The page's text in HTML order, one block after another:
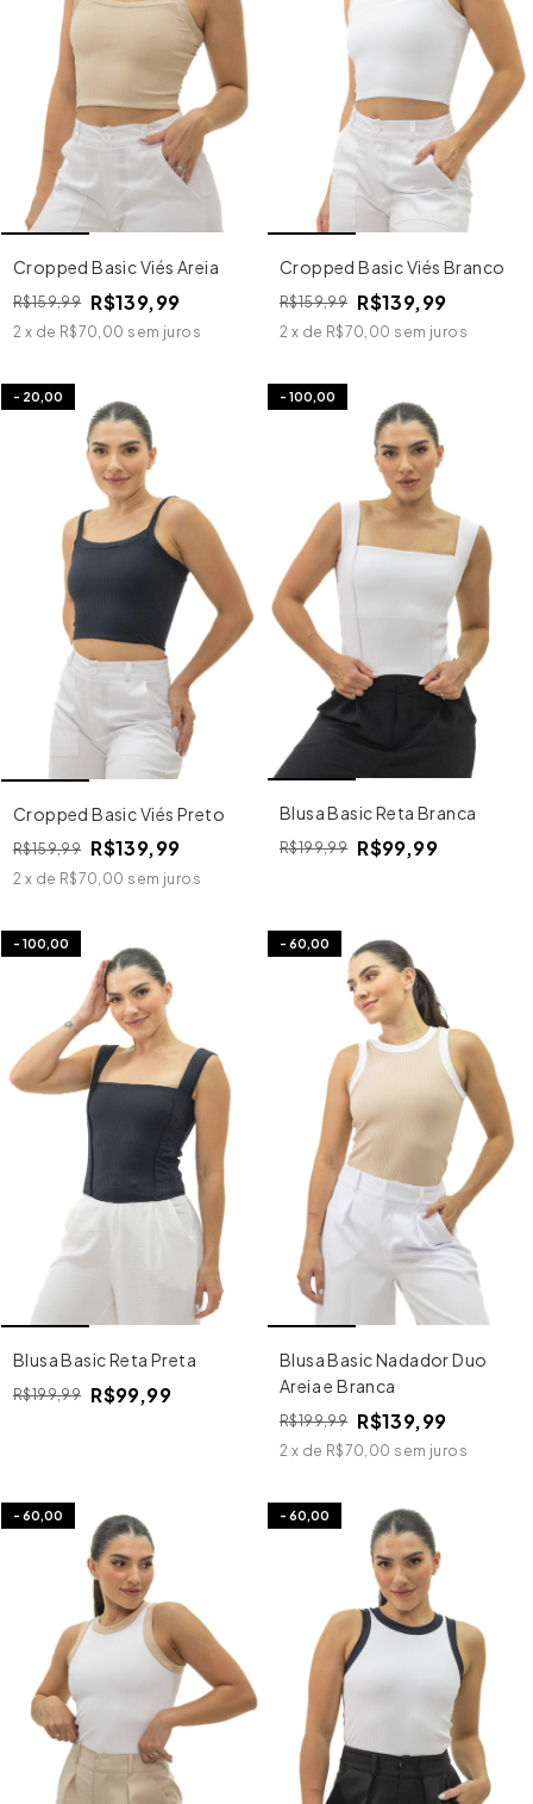
Cropped Basic Viés Areia
R$159,99 R$139,99
2 x de R$70,00 sem juros
Cropped Basic Viés Branco
R$159,99 R$139,99
2 x de R$70,00 sem juros
- 20,00
Cropped Basic Viés Preto
R$159,99 R$139,99
2 x de R$70,00 sem juros
- 100,00
Blusa Basic Reta Branca
R$199,99 R$99,99
- 100,00
Blusa Basic Reta Preta
R$199,99 R$99,99
- 60,00
Blusa Basic Nadador Duo
Areia e Branca
R$199,99 R$139,99
2 x de R$70,00 sem juros
- 60,00 - 60,00